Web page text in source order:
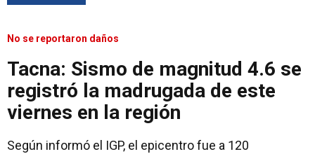
No se reportaron daños
Tacna: Sismo de magnitud 4.6 se
registró la madrugada de este
viernes en la región
Según informó el IGP, el epicentro fue a 120